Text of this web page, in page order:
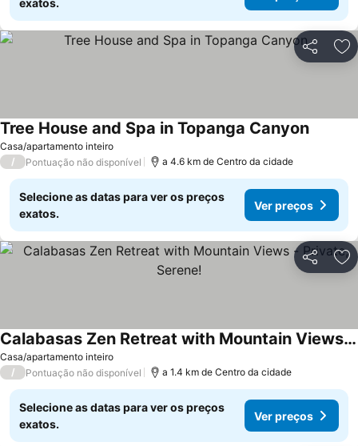
exatos.
Partilhar
Casa/apartamento inteiro
Tree House and Spa in Topanga CanyonVer
/ Pontuação não disponível a 4.6 km de Centro da cidade
Selecione as datas para ver os preços
exatos.
Ver preços
Partilhar
Casa/apartamento inteiro
Calabasas Zen Retreat with Mountain Views - Private, Serene!
Ver preços
/ Pontuação não disponível a 1.4 km de Centro da cidade
Selecione as datas para ver os preços
exatos.
Ver preços